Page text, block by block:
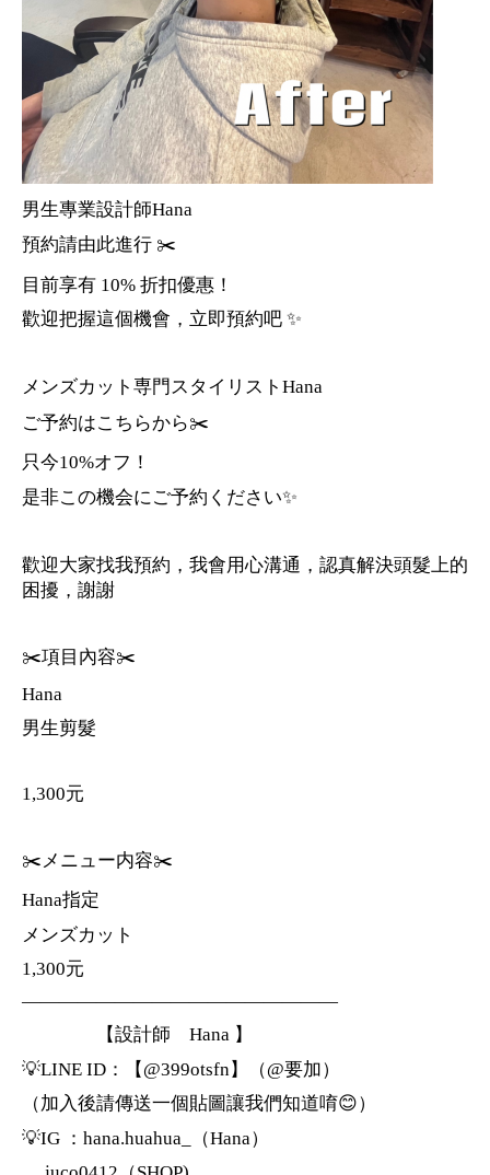
男生專業設計師Hana
預約請由此進行 ✂️
目前享有 10% 折扣優惠！
歡迎把握這個機會，立即預約吧 ✨
メンズカット専門スタイリストHana
ご予約はこちらから✂️
只今10%オフ！
是非この機会にご予約ください✨
歡迎大家找我預約，我會用心溝通，認真解決頭髮上的
困擾，謝謝
✂️項目內容✂️
Hana
男生剪髮
1,300元
✂️メニュー内容✂️
Hana指定
メンズカット
1,300元
—————————————————
【設計師 Hana 】
💡LINE ID：【@399otsfn】（@要加）
（加入後請傳送一個貼圖讓我們知道唷😊）
💡IG ：hana.huahua_（Hana）